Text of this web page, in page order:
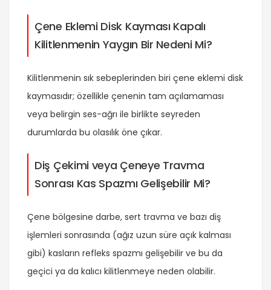
Çene Eklemi Disk Kayması Kapalı
Kilitlenmenin Yaygın Bir Nedeni Mi?
Kilitlenmenin sık sebeplerinden biri çene eklemi disk
kaymasıdır; özellikle çenenin tam açılamaması
veya belirgin ses-ağrı ile birlikte seyreden
durumlarda bu olasılık öne çıkar.
Diş Çekimi veya Çeneye Travma
Sonrası Kas Spazmı Gelişebilir Mi?
Çene bölgesine darbe, sert travma ve bazı diş
işlemleri sonrasında (ağız uzun süre açık kalması
gibi) kasların refleks spazmı gelişebilir ve bu da
geçici ya da kalıcı kilitlenmeye neden olabilir.